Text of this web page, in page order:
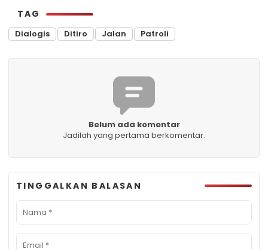
TAG
Dialogis Ditiro Jalan Patroli
Belum ada komentar
Jadilah yang pertama berkomentar.
TINGGALKAN BALASAN